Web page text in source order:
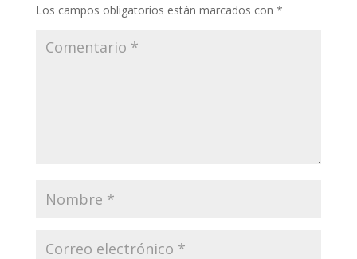
Los campos obligatorios están marcados con *